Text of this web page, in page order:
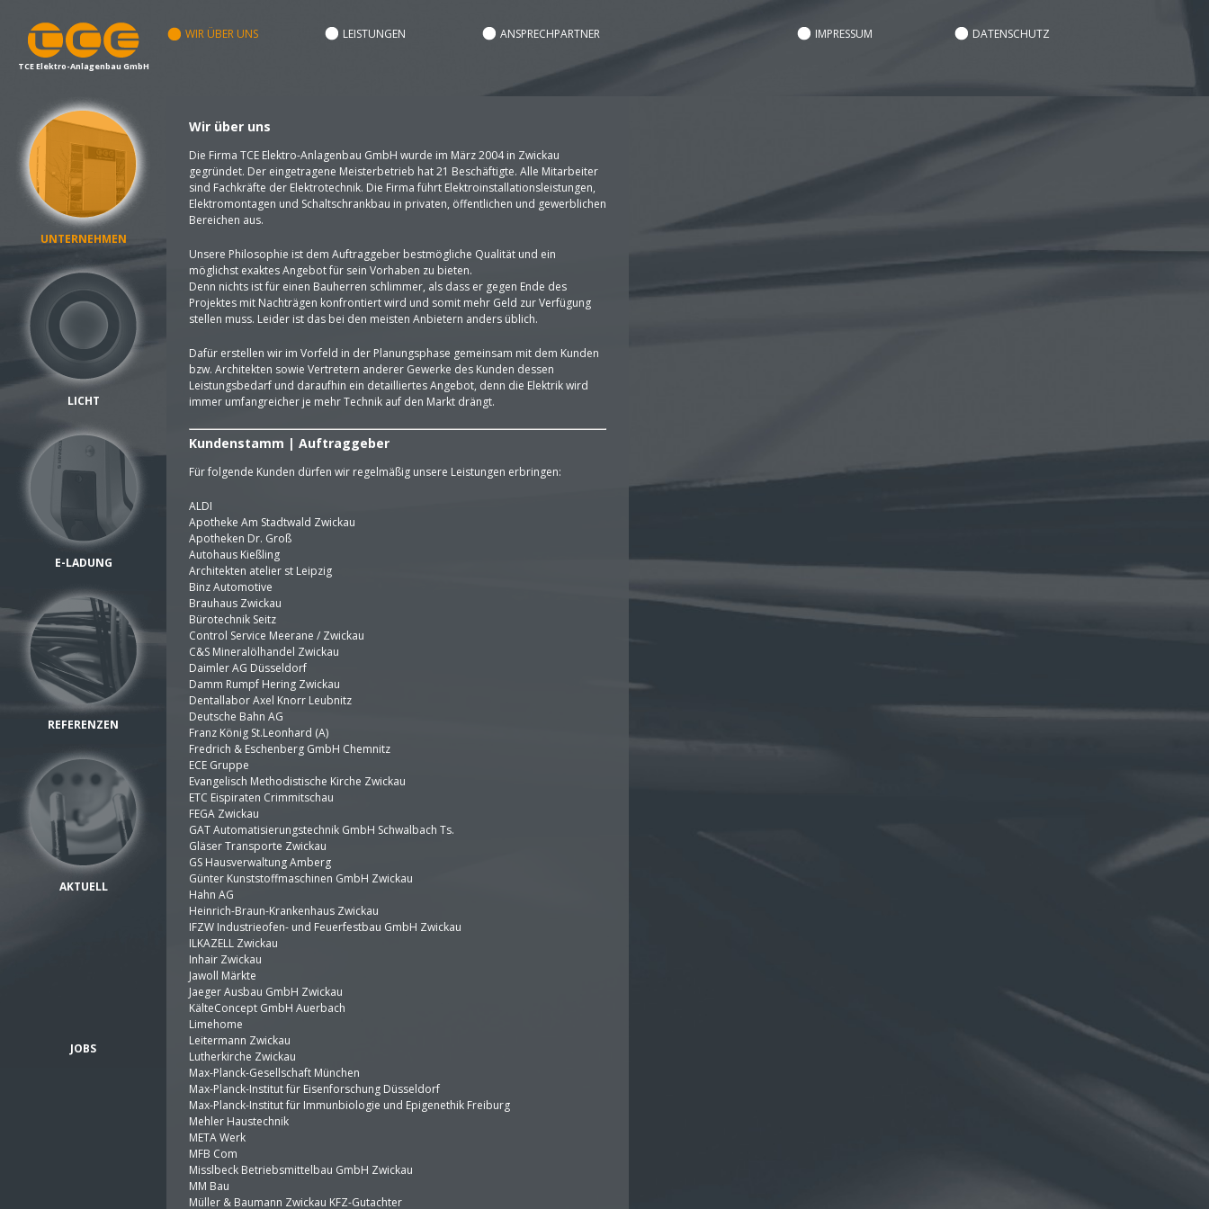
TCE Elektro-Anlagenbau GmbH
WIR ÜBER UNS LEISTUNGEN ANSPRECHPARTNER IMPRESSUM DATENSCHUTZ
UNTERNEHMEN
LICHT
E-LADUNG
REFERENZEN
AKTUELL
JOBS
Wir über uns
Die Firma TCE Elektro-Anlagenbau GmbH wurde im März 2004 in Zwickau
gegründet. Der eingetragene Meisterbetrieb hat 21 Beschäftigte. Alle Mitarbeiter
sind Fachkräfte der Elektrotechnik. Die Firma führt Elektroinstallationsleistungen,
Elektromontagen und Schaltschrankbau in privaten, öffentlichen und gewerblichen
Bereichen aus.
Unsere Philosophie ist dem Auftraggeber bestmögliche Qualität und ein
möglichst exaktes Angebot für sein Vorhaben zu bieten.
Denn nichts ist für einen Bauherren schlimmer, als dass er gegen Ende des
Projektes mit Nachträgen konfrontiert wird und somit mehr Geld zur Verfügung
stellen muss. Leider ist das bei den meisten Anbietern anders üblich.
Dafür erstellen wir im Vorfeld in der Planungsphase gemeinsam mit dem Kunden
bzw. Architekten sowie Vertretern anderer Gewerke des Kunden dessen
Leistungsbedarf und daraufhin ein detailliertes Angebot, denn die Elektrik wird
immer umfangreicher je mehr Technik auf den Markt drängt.
Kundenstamm | Auftraggeber
Für folgende Kunden dürfen wir regelmäßig unsere Leistungen erbringen:
ALDI
Apotheke Am Stadtwald Zwickau
Apotheken Dr. Groß
Autohaus Kießling
Architekten atelier st Leipzig
Binz Automotive
Brauhaus Zwickau
Bürotechnik Seitz
Control Service Meerane / Zwickau
C&S Mineralölhandel Zwickau
Daimler AG Düsseldorf
Damm Rumpf Hering Zwickau
Dentallabor Axel Knorr Leubnitz
Deutsche Bahn AG
Franz König St.Leonhard (A)
Fredrich & Eschenberg GmbH Chemnitz
ECE Gruppe
Evangelisch Methodistische Kirche Zwickau
ETC Eispiraten Crimmitschau
FEGA Zwickau
GAT Automatisierungstechnik GmbH Schwalbach Ts.
Gläser Transporte Zwickau
GS Hausverwaltung Amberg
Günter Kunststoffmaschinen GmbH Zwickau
Hahn AG
Heinrich-Braun-Krankenhaus Zwickau
IFZW Industrieofen- und Feuerfestbau GmbH Zwickau
ILKAZELL Zwickau
Inhair Zwickau
Jawoll Märkte
Jaeger Ausbau GmbH Zwickau
KälteConcept GmbH Auerbach
Limehome
Leitermann Zwickau
Lutherkirche Zwickau
Max-Planck-Gesellschaft München
Max-Planck-Institut für Eisenforschung Düsseldorf
Max-Planck-Institut für Immunbiologie und Epigenethik Freiburg
Mehler Haustechnik
META Werk
MFB Com
Misslbeck Betriebsmittelbau GmbH Zwickau
MM Bau
Müller & Baumann Zwickau KFZ-Gutachter